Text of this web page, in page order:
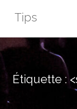
Tips
Étiquette :